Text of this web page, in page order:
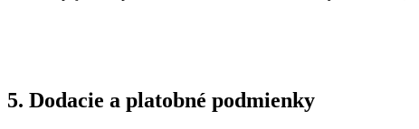
5. Dodacie a platobné podmienky